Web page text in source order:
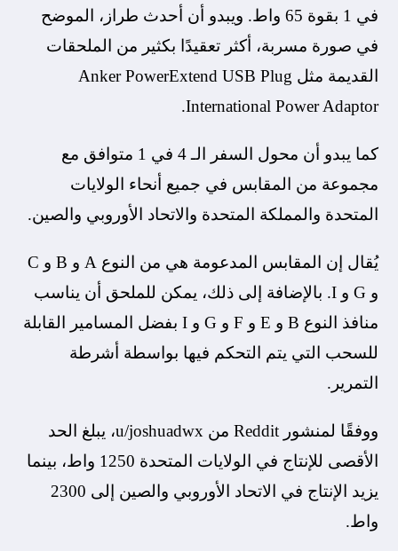
في 1 بقوة 65 واط. ويبدو أن أحدث طراز، الموضح
في صورة مسربة، أكثر تعقيدًا بكثير من الملحقات
القديمة مثل Anker PowerExtend USB Plug
International Power Adaptor.
كما يبدو أن محول السفر الـ 4 في 1 متوافق مع
مجموعة من المقابس في جميع أنحاء الولايات
المتحدة والمملكة المتحدة والاتحاد الأوروبي والصين.
يُقال إن المقابس المدعومة هي من النوع A و B و C
و G و I. بالإضافة إلى ذلك، يمكن للملحق أن يناسب
منافذ النوع B و E و F و G و I بفضل المسامير القابلة
للسحب التي يتم التحكم فيها بواسطة أشرطة
التمرير.
ووفقًا لمنشور Reddit من u/joshuadwx، يبلغ الحد
الأقصى للإنتاج في الولايات المتحدة 1250 واط، بينما
يزيد الإنتاج في الاتحاد الأوروبي والصين إلى 2300
واط.